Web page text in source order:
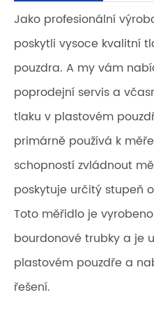
Jako profesionální
poskytli vysoce kvalitní
pouzdra. A my vám
poprodejní servis a
tlaku v plastovém
primárně používá k
schopností zvládnout
poskytuje určitý stupeň
Toto měřidlo je
bourdonové trubky a je
plastovém pouzdře a
řešení.